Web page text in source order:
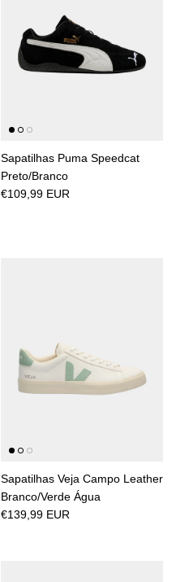
Sapatilhas Puma Speedcat
Preto/Branco
€109,99 EUR
Sapatilhas Veja Campo Leather
Branco/Verde Água
€139,99 EUR